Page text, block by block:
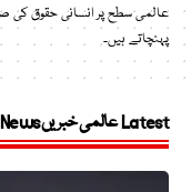
عالمی سطح پر انسانی حقوق کی
پہنچاتے ہیں۔
Latest عالمی خبریں News